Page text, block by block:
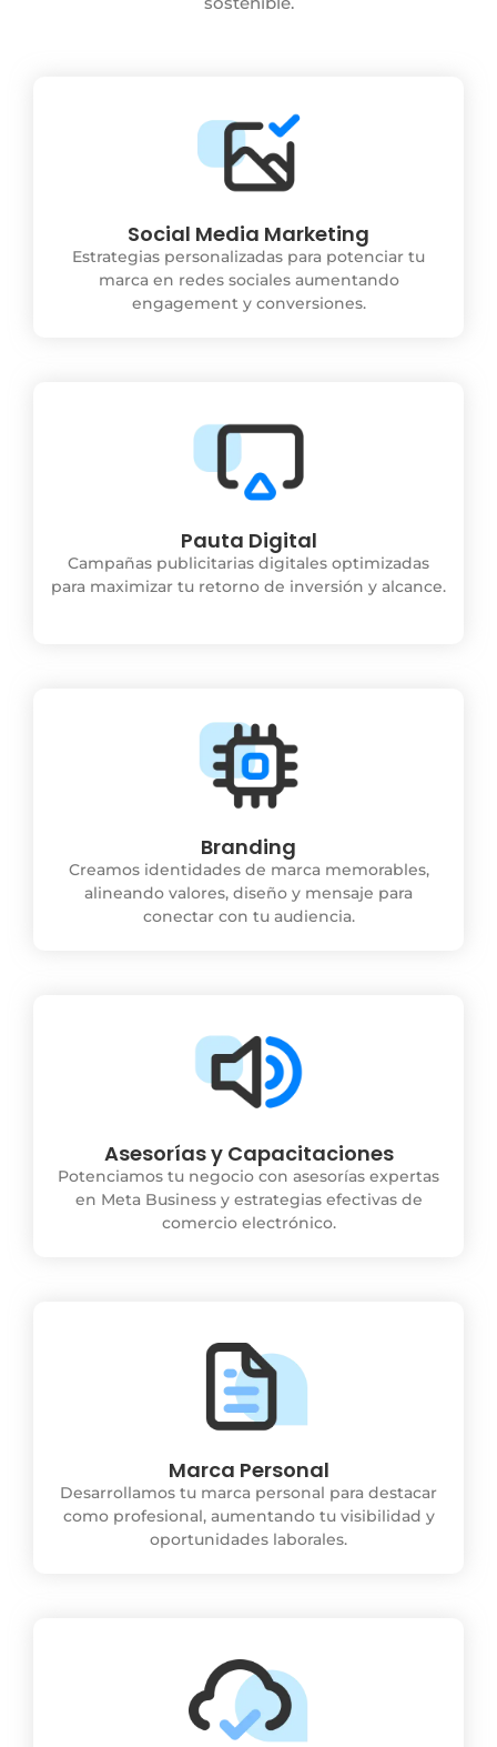
Social Media Marketing
Estrategias personalizadas para potenciar tu
marca en redes sociales aumentando
engagement y conversiones.
Pauta Digital
Campañas publicitarias digitales optimizadas
para maximizar tu retorno de inversión y alcance.
Branding
Creamos identidades de marca memorables,
alineando valores, diseño y mensaje para
conectar con tu audiencia.
Asesorías y Capacitaciones
Potenciamos tu negocio con asesorías expertas
en Meta Business y estrategias efectivas de
comercio electrónico.
Marca Personal
Desarrollamos tu marca personal para destacar
como profesional, aumentando tu visibilidad y
oportunidades laborales.